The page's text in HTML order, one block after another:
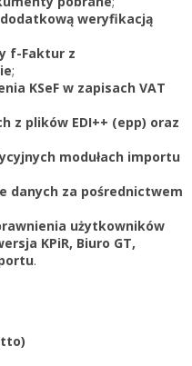
dodatkową weryfikacją
f-Faktur z
;
KSeF w zapisach VAT
z plików EDI++ (epp) oraz
modułach importu
danych za pośrednictwem
użytkowników
KPiR, Biuro GT,
.